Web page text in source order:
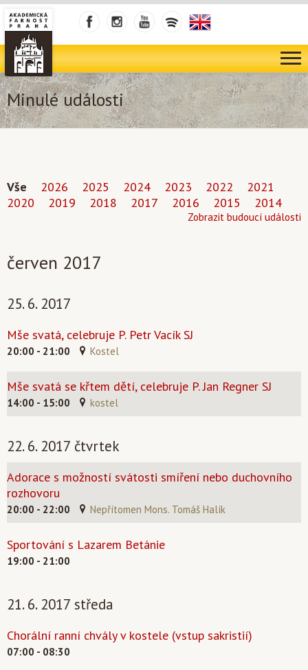
Minulé události
Vše 2026 2025 2024 2023 2022
2021
2020
2019 2018 2017 2016 2015 2014
Zobrazit budoucí události
červen 2017
25. 6. 2017
Mše svatá, celebruje P. Petr Vacík SJ
20:00 - 21:00 Kostel
Mše svatá se křtem dětí, celebruje P. Jan Regner SJ
14:00 - 15:00 kostel
22. 6. 2017 čtvrtek
Adorace s možností svátosti smíření nebo duchovního
rozhovoru
20:00 - 22:00 Nepřítomen Mons. Tomáš Halík
Sportování s Lazarem Betánie
19:00 - 21:00
21. 6. 2017 středa
Chorální ranní chvály v kostele (vstup sakristií)
07:00 - 08:30